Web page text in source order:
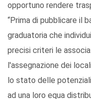
opportuno rendere
“Prima di pubblicare il
graduatoria che
precisi criteri le
l'assegnazione dei
lo stato delle
ad una loro equa